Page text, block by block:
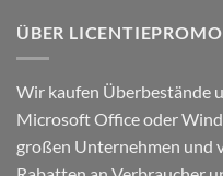
ÜBER LICENTIEPROMO
Wir kaufen Überbestände
Microsoft Office oder
großen Unternehmen und